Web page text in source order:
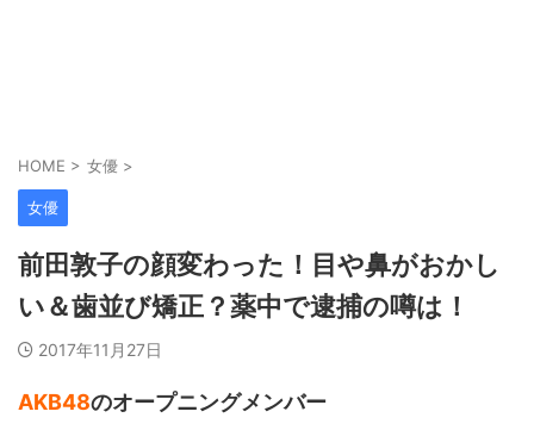
HOME > 女優 >
女優
前田敦子の顔変わった！目や鼻がおかし
い＆歯並び矯正？薬中で逮捕の噂は！
2017年11月27日
AKB48のオープニングメンバー